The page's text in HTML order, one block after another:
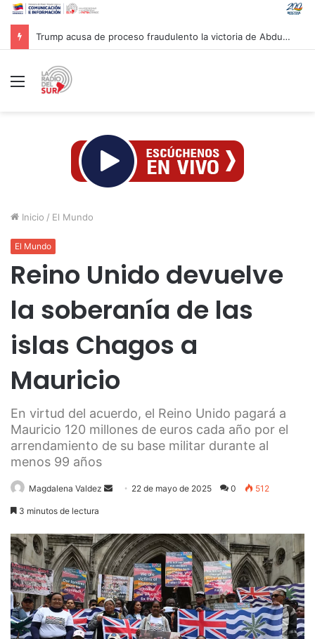
Trump acusa de proceso fraudulento la victoria de Abdul El-Sayed en Michigan
Menú
Inicio / El Mundo
El Mundo
Reino Unido devuelve
la soberanía de las
islas Chagos a
Mauricio
En virtud del acuerdo, el Reino Unido pagará a
Mauricio 120 millones de euros cada año por el
arrendamiento de su base militar durante al
menos 99 años
Magdalena Valdez
Send 22 de mayo de 2025 0 512
3 minutos de lectura